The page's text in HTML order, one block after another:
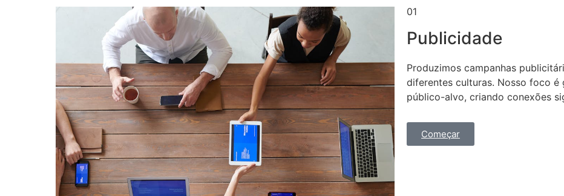
01
Publicidade​
Produzimos campanhas
diferentes culturas. Nosso foco é
público-alvo, criando conexões
Começar